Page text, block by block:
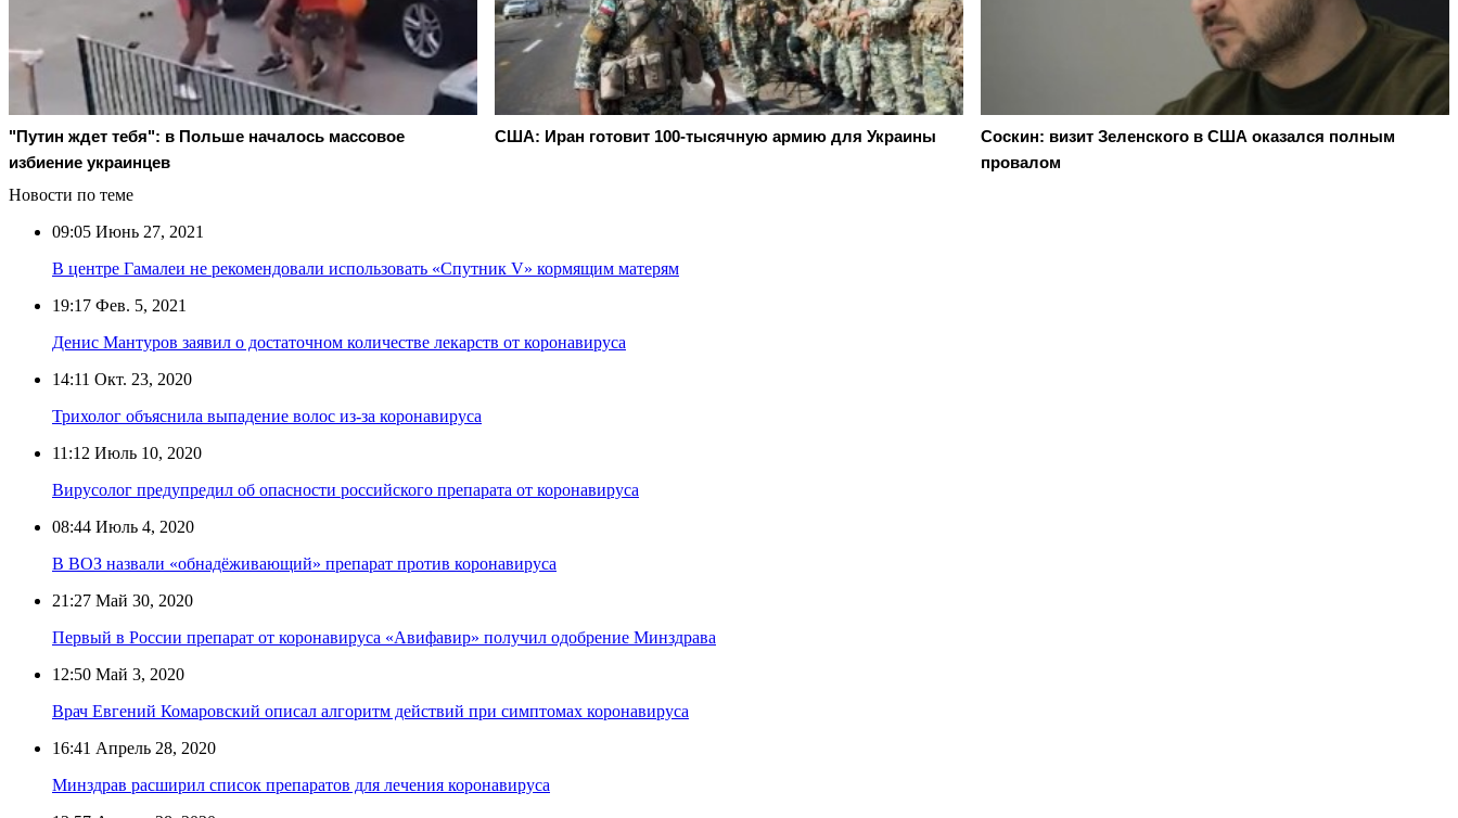
"Путин ждет тебя": в Польше началось массовое
избиение украинцев
США: Иран готовит 100-тысячную армию для Украины
Соскин: визит Зеленского в США оказался полным
провалом
Новости по теме
09:05 Июнь 27, 2021
В центре Гамалеи не рекомендовали использовать «Спутник V» кормящим матерям
19:17 Фев. 5, 2021
Денис Мантуров заявил о достаточном количестве лекарств от коронавируса
14:11 Окт. 23, 2020
Трихолог объяснила выпадение волос из-за коронавируса
11:12 Июль 10, 2020
Вирусолог предупредил об опасности российского препарата от коронавируса
08:44 Июль 4, 2020
В ВОЗ назвали «обнадёживающий» препарат против коронавируса
21:27 Май 30, 2020
Первый в России препарат от коронавируса «Авифавир» получил одобрение Минздрава
12:50 Май 3, 2020
Врач Евгений Комаровский описал алгоритм действий при симптомах коронавируса
16:41 Апрель 28, 2020
Минздрав расширил список препаратов для лечения коронавируса